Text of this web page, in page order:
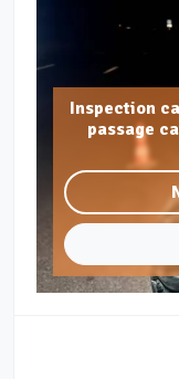
Inspection
passage